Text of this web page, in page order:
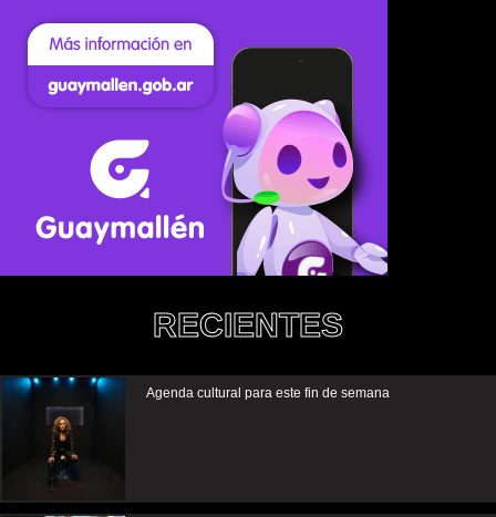
RECIENTES
Agenda cultural para este fin de semana